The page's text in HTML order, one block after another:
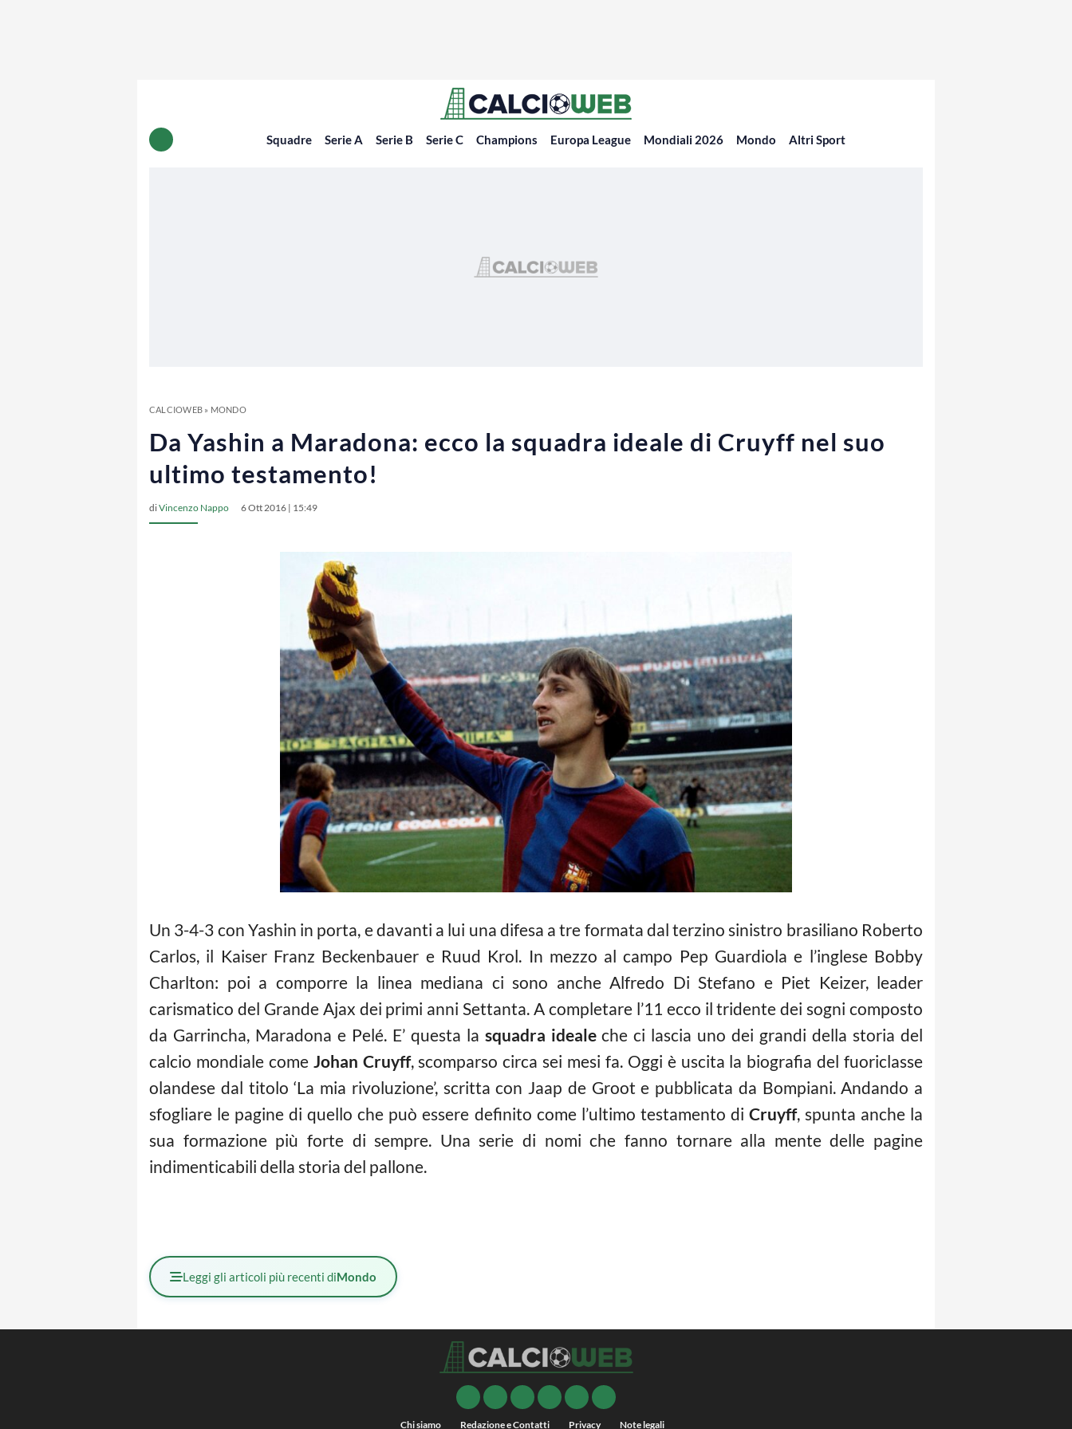
Squadre Serie A Serie B Serie C Champions Europa League Mondiali 2026 Mondo Altri Sport
CALCIOWEB» MONDO
Da Yashin a Maradona: ecco la squadra ideale di Cruyff nel suo
ultimo testamento!
diVincenzo Nappo 6 Ott 2016 | 15:49
Un 3-4-3 con Yashin in porta, e davanti a lui una difesa a tre formata dal terzino sinistro brasiliano Roberto
Carlos, il Kaiser Franz Beckenbauer e Ruud Krol. In mezzo al campo Pep Guardiola e l’inglese Bobby
Charlton: poi a comporre la linea mediana ci sono anche Alfredo Di Stefano e Piet Keizer, leader
carismatico del Grande Ajax dei primi anni Settanta. A completare l’11 ecco il tridente dei sogni composto
da Garrincha, Maradona e Pelé. E’ questa la squadra idealeche ci lascia uno dei grandi della storia del
calcio mondiale come Johan Cruyff, scomparso circa sei mesi fa. Oggi è uscita la biografia del fuoriclasse
olandese dal titolo ‘La mia rivoluzione’, scritta con Jaap de Groot e pubblicata da Bompiani. Andando a
sfogliare le pagine di quello che può essere definito come l’ultimo testamento di Cruyff, spunta anche la
sua formazione più forte di sempre. Una serie di nomi che fanno tornare alla mente delle pagine
indimenticabili della storia del pallone.
Leggi gli articoli più recenti diMondo
Chi siamo Redazione e Contatti Privacy Note legali